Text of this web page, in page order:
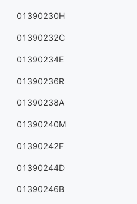
01390230H
01390232C
01390234E
01390236R
01390238A
01390240M
01390242F
01390244D
01390246B